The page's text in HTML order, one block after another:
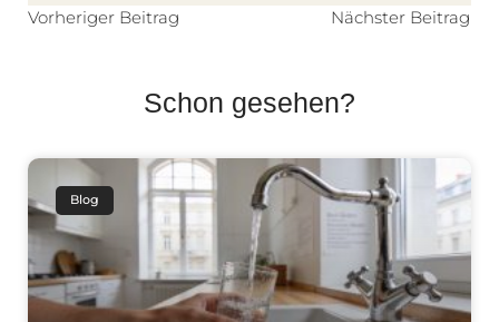
Vorheriger Beitrag Nächster Beitrag
Schon gesehen?
Blog